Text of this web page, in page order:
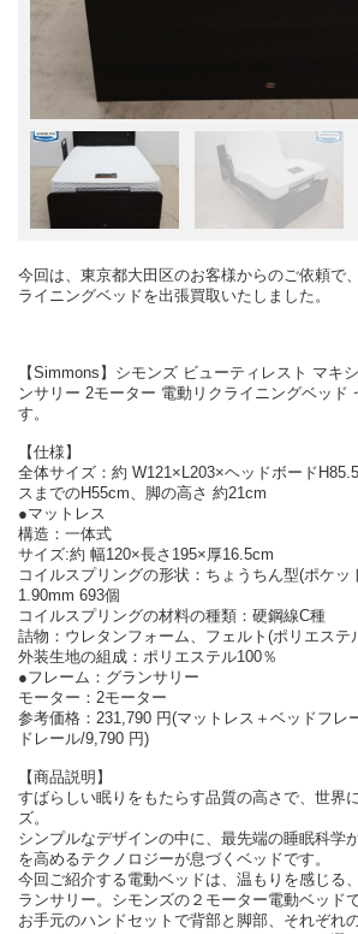
今回は、東京都大田区のお客様からのご依頼で
ライニングベッドを出張買取いたしました。
【Simmons】シモンズ ビューティレスト マキ
ンサリー 2モーター 電動リクライニングベッド
す。
【仕様】
全体サイズ：約 W121×L203×ヘッドボード
スまでのH55cm、脚の高さ 約21cm
●マットレス
構造：一体式
サイズ:約 幅120×長さ195×厚16.5cm
コイルスプリングの形状：ちょうちん型(ポケッ
1.90mm 693個
コイルスプリングの材料の種類：硬鋼線C種
詰物：ウレタンフォーム、フェルト(ポリエステ
外装生地の組成：ポリエステル100％
●フレーム：グランサリー
モーター：2モーター
参考価格：231,790 円(マットレス＋ベッドフレ
ドレール/9,790 円)
【商品説明】
すばらしい眠りをもたらす品質の高さで、世界
ズ。
シンプルなデザインの中に、最先端の睡眠科学
を高めるテクノロジーが息づくベッドです。
今回ご紹介する電動ベッドは、温もりを感じる
ランサリー。シモンズの２モーター電動ベッドで
お手元のハンドセットで背部と脚部、それぞれ